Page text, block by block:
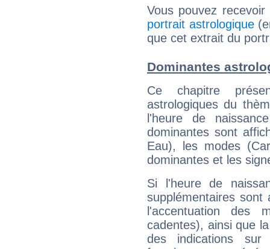
Vous pouvez
portrait astrologique
que cet extrait du
Dominantes
Ce chapitre
astrologiques du
l'heure de
dominantes sont
Eau), les modes
dominantes et les
Si l'heure de
supplémentaires sont
l'accentuation des
cadentes), ainsi que
des indications sur